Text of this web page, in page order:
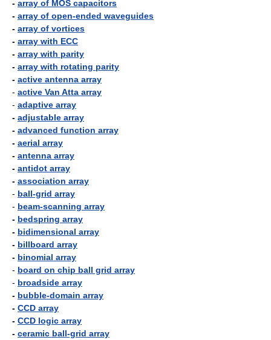
- array of MOS capacitors
- array of open-ended waveguides
- array of vortices
- array with ECC
- array with parity
- array with rotating parity
- active antenna array
- active Van Atta array
- adaptive array
- adjustable array
- advanced function array
- aerial array
- antenna array
- antidot array
- association array
- ball-grid array
- beam-scanning array
- bedspring array
- bidimensional array
- billboard array
- binomial array
- board on chip ball grid array
- broadside array
- bubble-domain array
- CCD array
- CCD logic array
- ceramic ball-grid array